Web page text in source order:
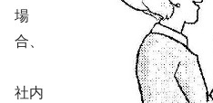
場
合、
社内